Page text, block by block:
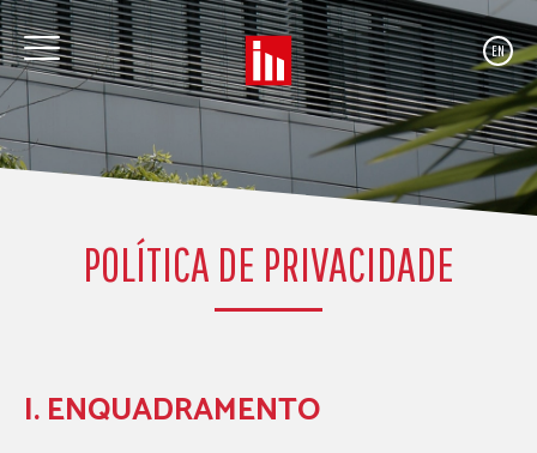
EN
POLÍTICA DE PRIVACIDADE
I. ENQUADRAMENTO